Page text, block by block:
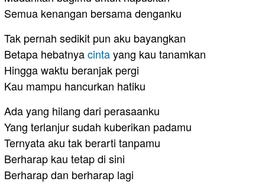
Semua kenangan bersama denganku
Tak pernah sedikit pun aku bayangkan
Betapa hebatnyacintayang kau tanamkan
Hingga waktu beranjak pergi
Kau mampu hancurkan hatiku
Ada yang hilang dari perasaanku
Yang terlanjur sudah kuberikan padamu
Ternyata aku tak berarti tanpamu
Berharap kau tetap di sini
Berharap dan berharap lagi